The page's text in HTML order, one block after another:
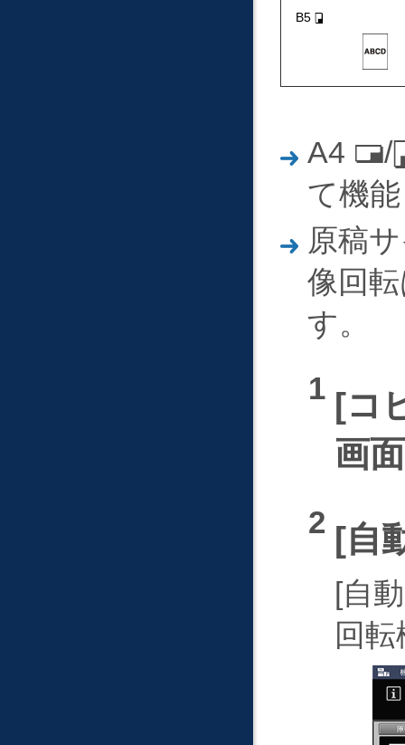
B5
し
ん
い
A4
た
て
う
し
/
て機
ぜ
ん
て
い
原稿
像回
す。
コ
画
自
自
回